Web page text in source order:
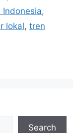
Indonesia,
lokal, tren
Search